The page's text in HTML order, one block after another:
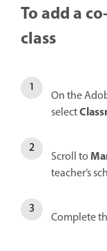
To add a
class
On the
select
Scroll to
teacher’s
Complete